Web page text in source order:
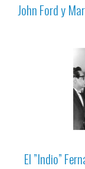
John Ford y
El ”Indio”